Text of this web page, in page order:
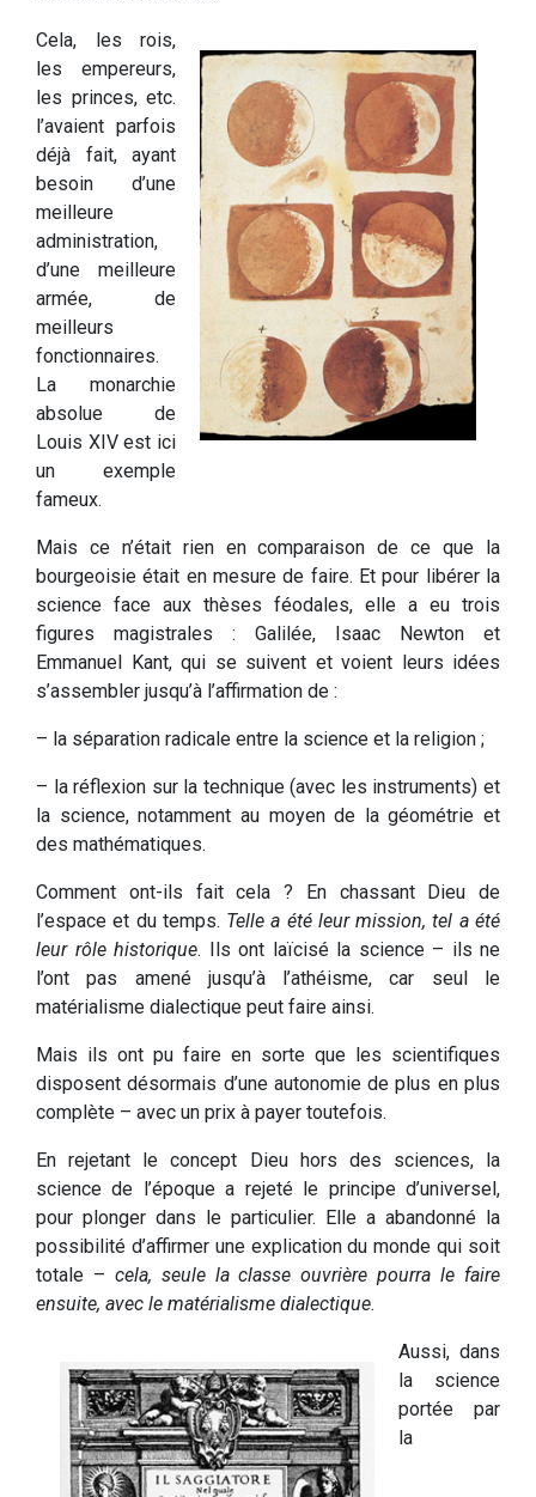
Cela, les rois,
les empereurs,
les princes, etc.
l’avaient parfois
déjà fait, ayant
besoin d’une
meilleure
administration,
d’une meilleure
armée, de
meilleurs
fonctionnaires.
La monarchie
absolue de
Louis XIV est ici
un exemple
fameux.
Mais ce n’était rien en comparaison de ce que la
bourgeoisie était en mesure de faire. Et pour libérer la
science face aux thèses féodales, elle a eu trois
figures magistrales : Galilée, Isaac Newton et
Emmanuel Kant, qui se suivent et voient leurs idées
s’assembler jusqu’à l’affirmation de :
– la séparation radicale entre la science et la religion ;
– la réflexion sur la technique (avec les instruments) et
la science, notamment au moyen de la géométrie et
des mathématiques.
Comment ont-ils fait cela ? En chassant Dieu de
l’espace et du temps. Telle a été leur mission, tel a été
leur rôle historique. Ils ont laïcisé la science – ils ne
l’ont pas amené jusqu’à l’athéisme, car seul le
matérialisme dialectique peut faire ainsi.
Mais ils ont pu faire en sorte que les scientifiques
disposent désormais d’une autonomie de plus en plus
complète – avec un prix à payer toutefois.
En rejetant le concept Dieu hors des sciences, la
science de l’époque a rejeté le principe d’universel,
pour plonger dans le particulier. Elle a abandonné la
possibilité d’affirmer une explication du monde qui soit
totale – cela, seule la classe ouvrière pourra le faire
ensuite, avec le matérialisme dialectique.
Aussi, dans
la science
portée par
la